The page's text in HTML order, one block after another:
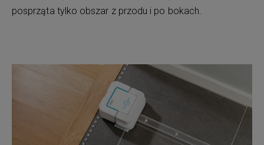
posprząta tylko obszar z przodu i po bokach.